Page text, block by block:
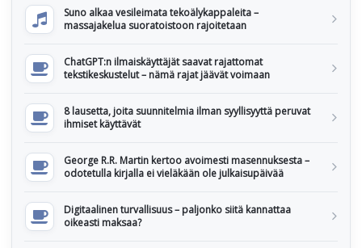
Suno alkaa vesileimata tekoälykappaleita –
massajakelua suoratoistoon rajoitetaan
ChatGPT:n ilmaiskäyttäjät saavat rajattomat
tekstikeskustelut – nämä rajat jäävät voimaan
8 lausetta, joita suunnitelmia ilman syyllisyyttä peruvat
ihmiset käyttävät
George R.R. Martin kertoo avoimesti masennuksesta –
odotetulla kirjalla ei vieläkään ole julkaisupäivää
Digitaalinen turvallisuus – paljonko siitä kannattaa
oikeasti maksaa?